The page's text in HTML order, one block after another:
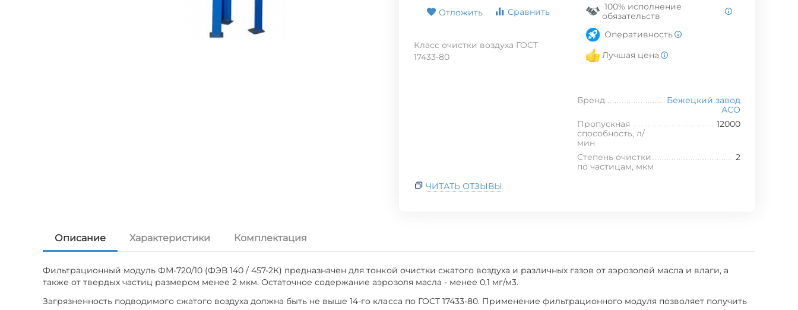
Отложить Сравнить
Класс очистки воздуха ГОСТ
17433-80
100% исполнение
обязательств
Оперативность
Лучшая цена
Бренд
Бежецкий завод
АСО
Пропускная
способность, л/
мин
12000
Степень очистки
по частицам, мкм
2
ЧИТАТЬ ОТЗЫВЫ
Описание Характеристики Комплектация
Фильтрационный модуль ФМ-720/10 (ФЭВ 140 / 457-2К) предназначен для тонкой очистки сжатого воздуха и различных газов от аэрозолей масла и влаги, а
также от твердых частиц размером менее 2 мкм. Остаточное содержание аэрозоля масла - менее 0,1 мг/м3.
Загрязненность подводимого сжатого воздуха должна быть не выше 14-го класса по ГОСТ 17433-80. Применение фильтрационного модуля позволяет получить